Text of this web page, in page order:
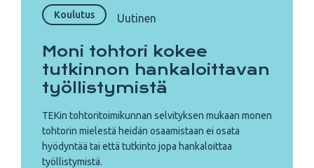
Koulutus Uutinen
Moni tohtori kokee
tutkinnon hankaloittavan
työllistymistä
TEKin tohtoritoimikunnan selvityksen mukaan monen
tohtorin mielestä heidän osaamistaan ei osata
hyödyntää tai että tutkinto jopa hankaloittaa
työllistymistä.